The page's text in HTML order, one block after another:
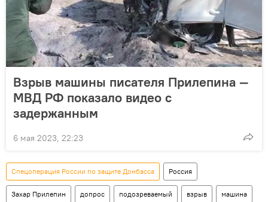
Взрыв машины писателя Прилепина —
МВД РФ показало видео с
задержанным
6 мая 2023, 22:23
Спецоперация России по защите Донбасса Россия
Захар Прилепин допрос подозреваемый взрыв машина